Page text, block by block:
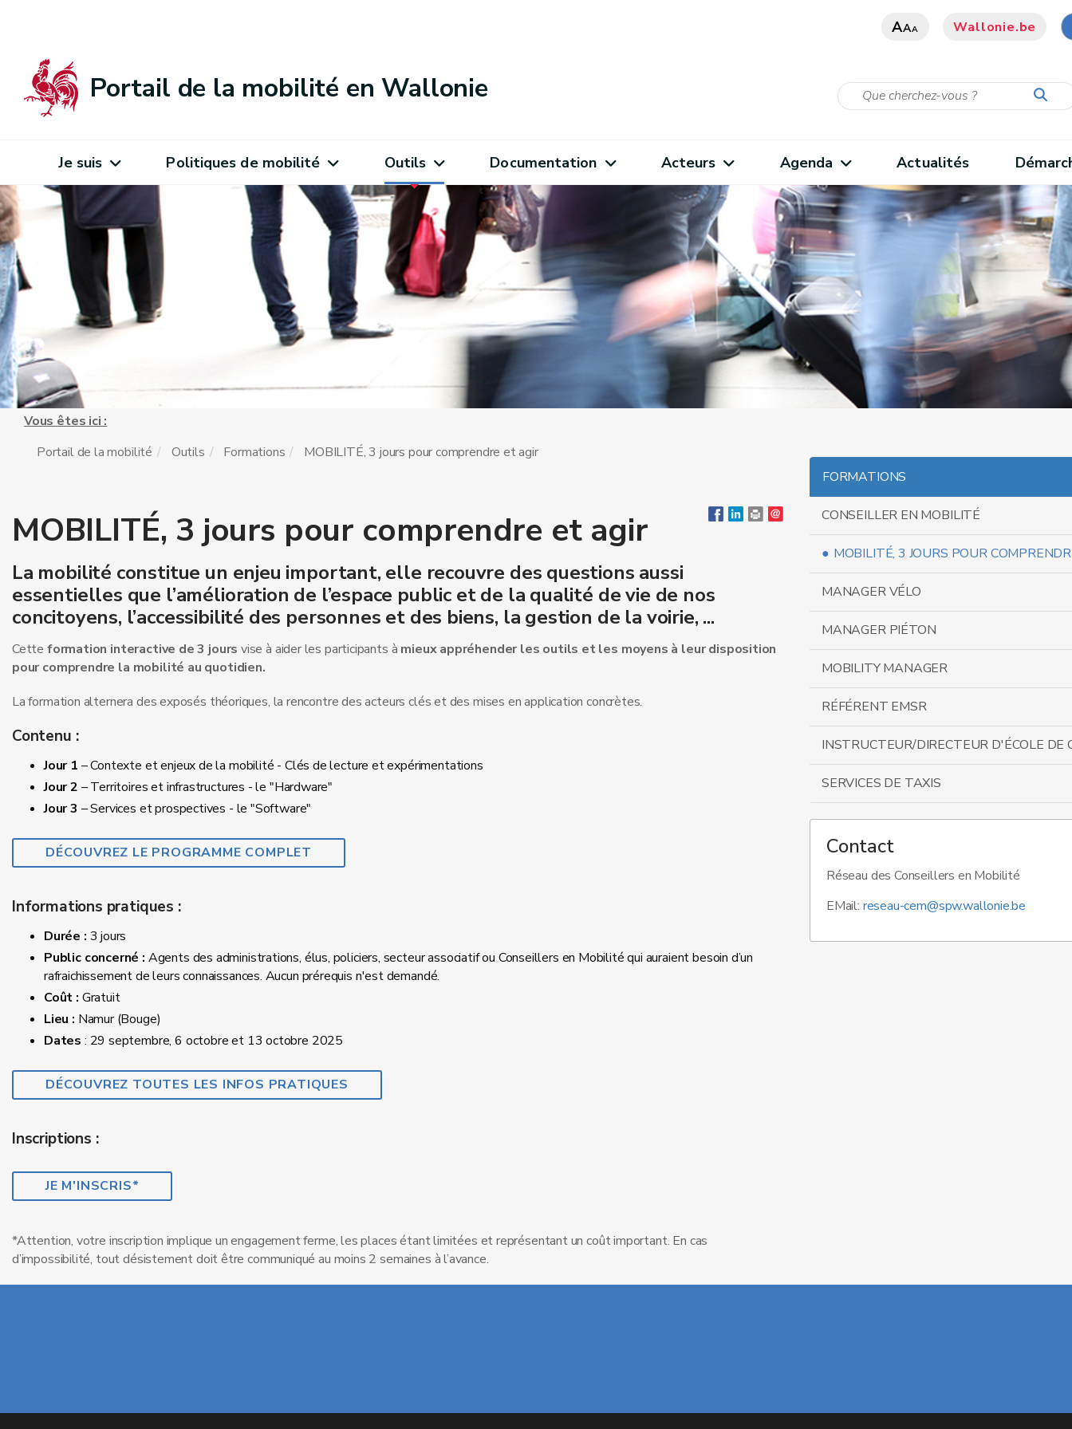
AAA Wallonie.be
Portail de la mobilité en Wallonie
Je suis Politiques de mobilité Outils Documentation Acteurs Agenda Actualités
Vous êtes ici :
Portail de la mobilité
Outils Formations MOBILITÉ, 3 jours pour comprendre et agir
MOBILITÉ, 3 jours pour comprendre et agir
La mobilité constitue un enjeu important, elle recouvre des questions aussi
essentielles que l’amélioration de l’espace public et de la qualité de vie de nos
concitoyens, l’accessibilité des personnes et des biens, la gestion de la voirie, ...
Cette formation interactive de 3 jours vise à aider les participants à mieux appréhender les outils et les moyens à leur disposition
pour comprendre la mobilité au quotidien.
La formation alternera des exposés théoriques, la rencontre des acteurs clés et des mises en application concrètes.
Contenu :
Jour 1 – Contexte et enjeux de la mobilité - Clés de lecture et expérimentations
Jour 2 – Territoires et infrastructures - le "Hardware"
Jour 3 – Services et prospectives - le "Software"
DÉCOUVREZ LE PROGRAMME COMPLET
Informations pratiques :
Durée : 3 jours
Public concerné : Agents des administrations, élus, policiers, secteur associatif ou Conseillers en Mobilité qui auraient besoin d’un
rafraichissement de leurs connaissances. Aucun prérequis n'est demandé.
Coût : Gratuit
Lieu : Namur (Bouge)
Dates : 29 septembre, 6 octobre et 13 octobre 2025
DÉCOUVREZ TOUTES LES INFOS PRATIQUES
Inscriptions :
JE M'INSCRIS*
*Attention, votre inscription implique un engagement ferme, les places étant limitées et représentant un coût important. En cas
d’impossibilité, tout désistement doit être communiqué au moins 2 semaines à l’avance.
FORMATIONS
CONSEILLER EN MOBILITÉ
MOBILITÉ, 3 JOURS POUR
MANAGER VÉLO
MANAGER PIÉTON
MOBILITY MANAGER
RÉFÉRENT EMSR
INSTRUCTEUR/DIRECTEUR D'ÉCOLE DE
SERVICES DE TAXIS
Contact
Réseau des Conseillers en Mobilité
EMail: reseau-cem@spw.wallonie.be